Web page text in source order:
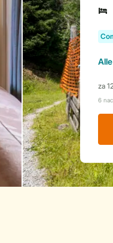
Alle